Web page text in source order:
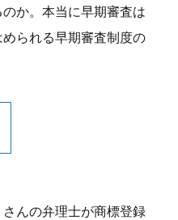
か。本当に早期審査は
られる早期審査制度の
んの弁理士が商標登録